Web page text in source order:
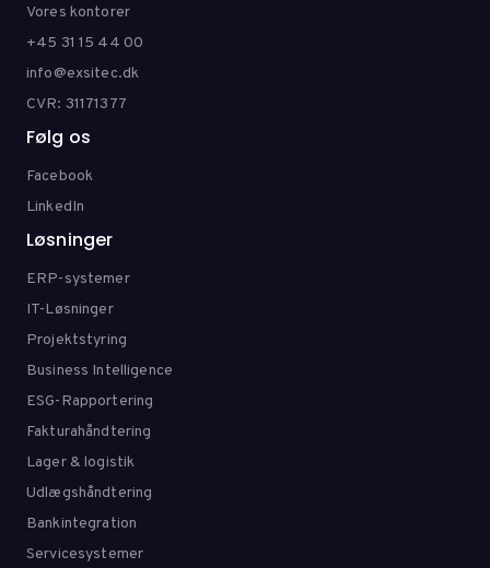
Vores kontorer
+45 31 15 44 00
info@exsitec.dk
CVR: 31171377
Følg os
Facebook
LinkedIn
Løsninger
ERP-systemer
IT-Løsninger
Projektstyring
Business Intelligence
ESG-Rapportering
Fakturahåndtering
Lager & logistik
Udlægshåndtering
Bankintegration
Servicesystemer